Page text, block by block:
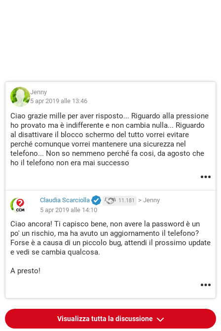
Jenny
5 apr 2019 alle 13:46
Ciao grazie mille per aver risposto... Riguardo alla pressione
ho provato ma è indifferente e non cambia nulla... Riguardo
al disattivare il blocco schermo del tutto vorrei evitare
perché comunque vorrei mantenere una sicurezza nel
telefono... Non so nemmeno perché fa cosi, da agosto che
ho il telefono non era mai successo
Claudia Scarciolla 11.181 > Jenny
5 apr 2019 alle 14:10
Ciao ancora! Ti capisco bene, non avere la password è un
po' un rischio, ma ha avuto un aggiornamento il telefono?
Forse è a causa di un piccolo bug, attendi il prossimo update
e vedi se cambia qualcosa.
A presto!
Visualizza tutta la discussione